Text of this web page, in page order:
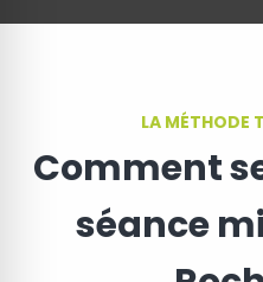
LA MÉTHODE
Comment
séance